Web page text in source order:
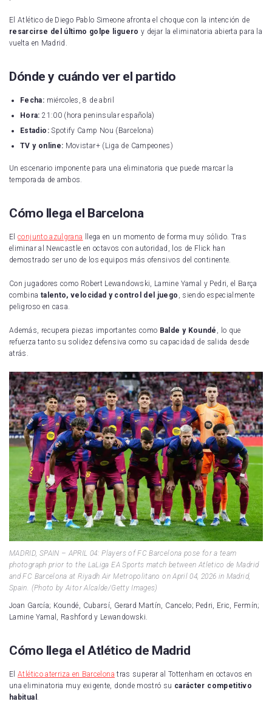
El Atlético de Diego Pablo Simeone afronta el choque con la intención de
resarcirse del último golpe liguero y dejar la eliminatoria abierta para la
vuelta en Madrid.
Dónde y cuándo ver el partido
Fecha: miércoles, 8 de abril
Hora: 21:00 (hora peninsular española)
Estadio:Spotify Camp Nou (Barcelona)
TV y online: Movistar+ (Liga de Campeones)
Un escenario imponente para una eliminatoria que puede marcar la
temporada de ambos.
Cómo llega el Barcelona
Elconjunto azulgrana
llega en un momento de forma muy sólido. Tras
eliminar al Newcastle en octavos con autoridad, los de Flick han
demostrado ser uno de los equipos más ofensivos del continente.
Con jugadores como Robert Lewandowski, Lamine Yamal y Pedri, el Barça
combina talento, velocidad y control del juego , siendo especialmente
peligroso en casa.
Además, recupera piezas importantes como Balde y Koundé , lo que
refuerza tanto su solidez defensiva como su capacidad de salida desde
atrás.
MADRID, SPAIN – APRIL 04: Players of FC Barcelona pose for a team
photograph prior to the LaLiga EA Sports match between Atletico de Madrid
and FC Barcelona at Riyadh Air Metropolitano on April 04, 2026 in Madrid,
Spain. (Photo by Aitor Alcalde/Getty Images)
Joan García; Koundé, Cubarsí, Gerard Martín, Cancelo; Pedri, Eric, Fermín;
Lamine Yamal, Rashford y Lewandowski.
Cómo llega el Atlético de Madrid
ElAtlético aterriza en Barcelona tras superar al Tottenham en octavos en
una eliminatoria muy exigente, donde mostró su carácter competitivo
habitual .